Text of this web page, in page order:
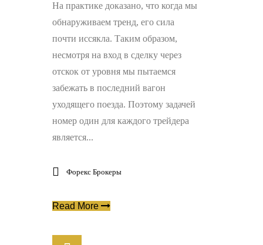
На практике доказано, что когда мы
обнаруживаем тренд, его сила
почти иссякла. Таким образом,
несмотря на вход в сделку через
отскок от уровня мы пытаемся
забежать в последний вагон
уходящего поезда. Поэтому задачей
номер один для каждого трейдера
является...
Форекс Брокеры
Read More